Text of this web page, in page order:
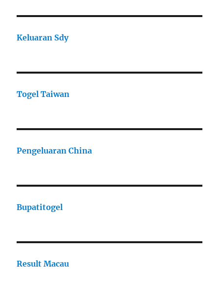
Keluaran Sdy
Togel Taiwan
Pengeluaran China
Bupatitogel
Result Macau